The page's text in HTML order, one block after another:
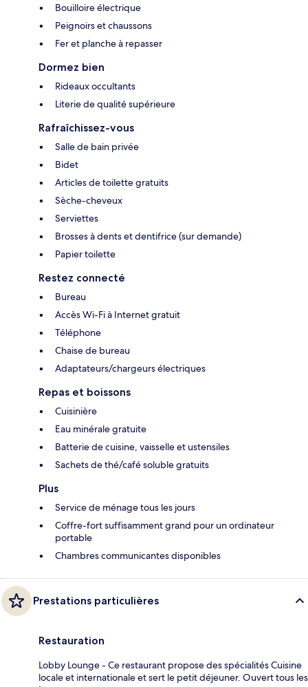
Bouilloire électrique
Peignoirs et chaussons
Fer et planche à repasser
Dormez bien
Rideaux occultants
Literie de qualité supérieure
Rafraîchissez-vous
Salle de bain privée
Bidet
Articles de toilette gratuits
Sèche-cheveux
Serviettes
Brosses à dents et dentifrice (sur demande)
Papier toilette
Restez connecté
Bureau
Accès Wi-Fi à Internet gratuit
Téléphone
Chaise de bureau
Adaptateurs/chargeurs électriques
Repas et boissons
Cuisinière
Eau minérale gratuite
Batterie de cuisine, vaisselle et ustensiles
Sachets de thé/café soluble gratuits
Plus
Service de ménage tous les jours
Coffre-fort suffisamment grand pour un ordinateur
portable
Chambres communicantes disponibles
Prestations particulières
Restauration
Lobby Lounge - Ce restaurant propose des spécialités Cuisine
locale et internationale et sert le petit déjeuner. Ouvert tous les